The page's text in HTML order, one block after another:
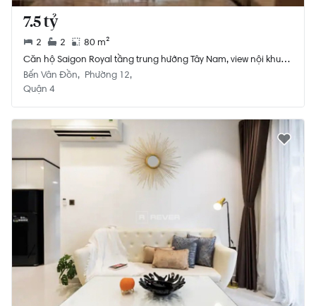
7.5 tỷ
2 2
80 m²
Căn hộ Saigon Royal tầng trung hướng Tây Nam, view nội khu
hồ bơi.
Bến Vân Đồn
Phường 12
Quận 4